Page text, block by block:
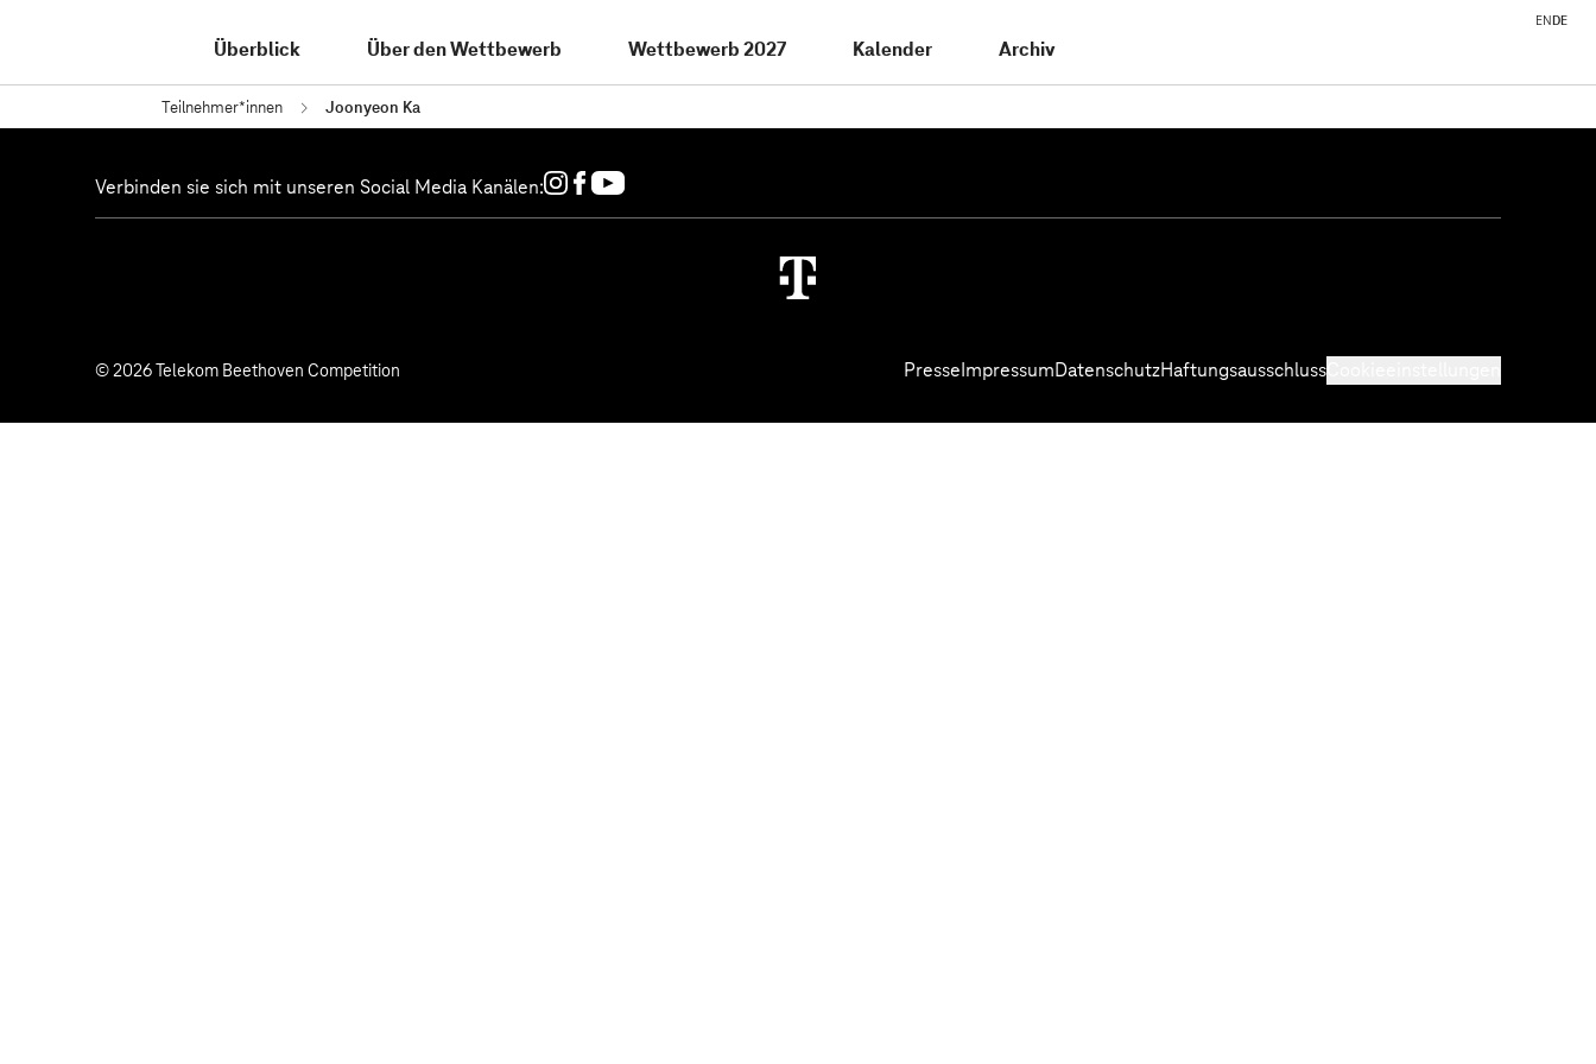
ENDE
Überblick Über den Wettbewerb Wettbewerb 2027 Kalender Archiv
Teilnehmer*innen Joonyeon Ka
Verbinden sie sich mit unseren Social Media Kanälen:
© 2026 Telekom Beethoven Competition PresseImpressumDatenschutzHaftungsausschluss